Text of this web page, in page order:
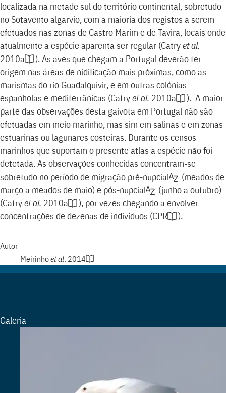
localizada na metade sul do território continental, sobretudo
no Sotavento algarvio, com a maioria dos registos a serem
efetuados nas zonas de Castro Marim e de Tavira, locais onde
atualmente a espécie aparenta ser regular (Catryet al.
2010a
). As aves que chegam a Portugal deverão ter
origem nas áreas de nidificação mais próximas, como as
marismas do rio Guadalquivir, e em outras colónias
espanholas e mediterrânicas (Catryet al. 2010a ). A maior
parte das observações desta gaivota em Portugal não são
efetuadas em meio marinho, mas sim em salinas e em zonas
estuarinas ou lagunares costeiras. Durante os censos
marinhos que suportam o presente atlas a espécie não foi
detetada. As observações conhecidas concentram-se
sobretudo no período de migração pré-nupcial
(meados de
março a meados de maio) e pós-nupcial
(junho a outubro)
(Catryet al. 2010a ), por vezes chegando a envolver
concentrações de dezenas de indivíduos (CPR ).
Autor
Meirinhoet al. 2014
Galeria